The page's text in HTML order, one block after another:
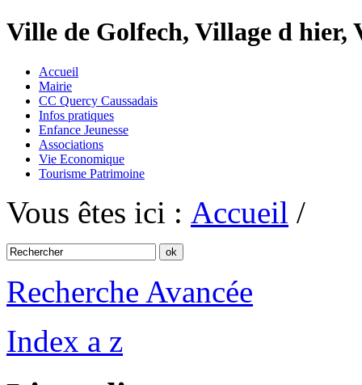
Ville de Golfech, Village d
Accueil
Mairie
CC Quercy Caussadais
Infos pratiques
Enfance Jeunesse
Associations
Vie Economique
Tourisme Patrimoine
Vous êtes ici : Accueil /
Recherche Avancée
Index a z